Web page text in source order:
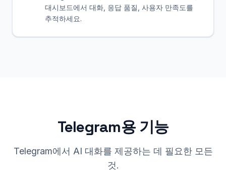
대시보드에서 대화, 응답 품질, 사용자 만족도를
추적하세요.
Telegram용 기능
Telegram에서 AI 대화를 제공하는 데 필요한 모든
것.